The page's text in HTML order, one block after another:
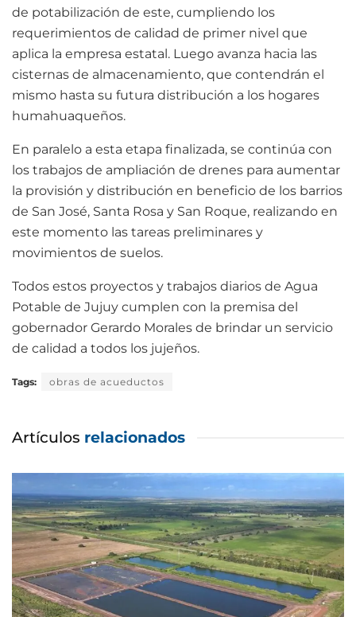
de potabilización de este, cumpliendo los
requerimientos de calidad de primer nivel que
aplica la empresa estatal. Luego avanza hacia las
cisternas de almacenamiento, que contendrán el
mismo hasta su futura distribución a los hogares
humahuaqueños.
En paralelo a esta etapa finalizada, se continúa con
los trabajos de ampliación de drenes para aumentar
la provisión y distribución en beneficio de los barrios
de San José, Santa Rosa y San Roque, realizando en
este momento las tareas preliminares y
movimientos de suelos.
Todos estos proyectos y trabajos diarios de Agua
Potable de Jujuy cumplen con la premisa del
gobernador Gerardo Morales de brindar un servicio
de calidad a todos los jujeños.
Tags: obras de acueductos
Artículos relacionados